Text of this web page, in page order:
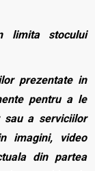
limita stocului
prezentate in
pentru a le
sau a serviciilor
imagini, video
din partea